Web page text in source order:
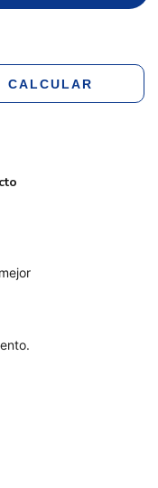
CALCULAR